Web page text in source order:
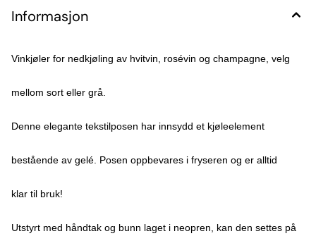
Informasjon
Vinkjøler for nedkjøling av hvitvin, rosévin og champagne, velg
mellom sort eller grå.
Denne elegante tekstilposen har innsydd et kjøleelement
bestående av gelé. Posen oppbevares i fryseren og er alltid
klar til bruk!
Utstyrt med håndtak og bunn laget i neopren, kan den settes på